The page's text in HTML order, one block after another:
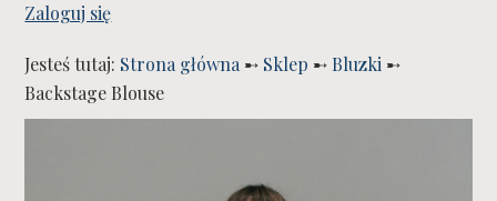
Zaloguj się
Jesteś tutaj: Strona główna ➸ Sklep ➸ Bluzki ➸
Backstage Blouse